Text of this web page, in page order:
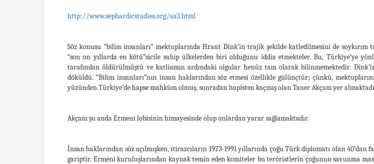
http://www.sephardicstudies.org/aa3.html
Söz konusu “bilim insanları” mektuplarında Hrant Dink’in trajik şekilde katledilmesini de
“son on yıllarda en kötü”sicile sahip ülkelerden biri olduğunu iddia etmekteler. Bu, Türkiye’ye
tarafından öldürülmüştü ve katliamın ardındaki olgular henüz tam olarak bilinmemektedir.
döküldü. “Bilim insanları”nın insan haklarından söz etmesi özellikle gülünçtür; çünkü,
yüzünden Türkiye’de hapse mahkûm olmuş, sonradan hapisten kaçmış olan Taner Akçam yer
Akçam şu anda Ermeni lobisinin himayesinde olup onlardan yarar sağlamaktadır.
İnsan haklarından söz açılmışken, itirazcıların 1973-1991 yıllarında çoğu Türk diplomatı olan
gariptir. Ermeni kuruluşlarından kaynak temin eden komiteler bu teröristlerin çoğunun savunma